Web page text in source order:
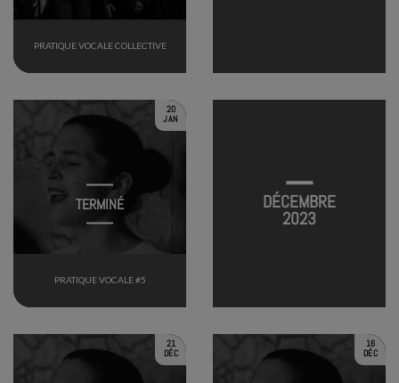
PRATIQUE VOCALE COLLECTIVE
20
JAN
PRATIQUE VOCALE #5
TERMINÉ DÉCEMBRE
2023
21
DÉC
16
DÉC